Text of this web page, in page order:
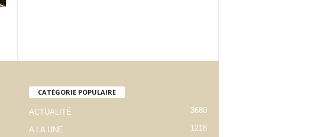
CATÉGORIE POPULAIRE
ACTUALITÉ 3680
A LA UNE 1218